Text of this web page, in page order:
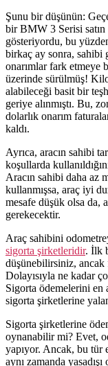
Şunu bir düşünün:
bir BMW 3 Serisi satın
gösteriyordu, bu
birkaç ay sonra, sahibi
onarımlar fark etmeye
üzerinde sürülmüş!
alabileceği basit bir
geriye alınmıştı. Bu,
dolarlık onarım
kaldı.
Ayrıca, aracın sahibi
koşullarda
Aracın sahibi daha az
kullanmışsa, araç iyi
mesafe düşük olsa da,
gerekecektir.
Araç sahibini
sigorta şirketleridir. İlk
düşünebilirsiniz, ancak
Dolayısıyla ne kadar
Sigorta ödemelerini en
sigorta şirketlerine
Sigorta şirketlerine
oynanabilir mi? Evet,
yapıyor. Ancak, bu tür
aynı zamanda